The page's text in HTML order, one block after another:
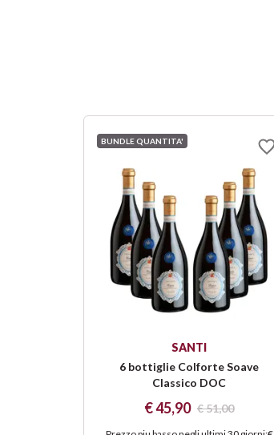
SANTI
6 bottiglie Colforte Soave
Classico DOC
€ 45,90 € 51,00
BUNDLE QUANTITA'